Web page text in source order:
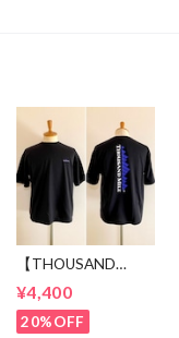
【THOUSAND
Print T-shirt Vertical
Logo Black
¥4,400
20%OFF